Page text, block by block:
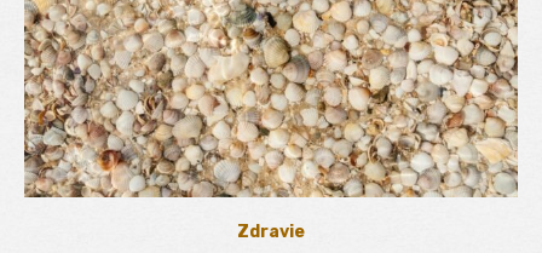
Zdravie